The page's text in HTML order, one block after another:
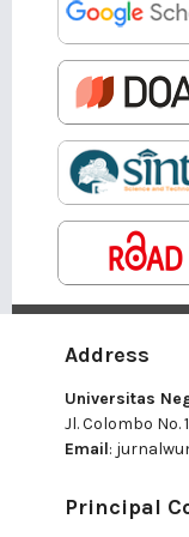
Address
Universitas
Jl. Colombo No.
Email:
Principal